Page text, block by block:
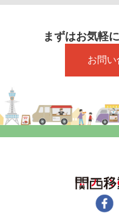
まずはお気軽
お問い